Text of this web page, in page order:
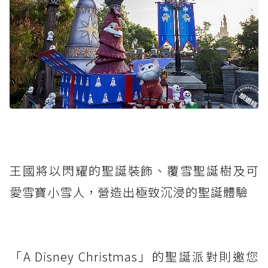
王國將以閃耀的聖誕裝飾、覆雪聖誕樹及可
愛雪寶小雪人，營造出極致沉浸的聖誕體驗
「A Disney Christmas」的聖誕派對則邀您